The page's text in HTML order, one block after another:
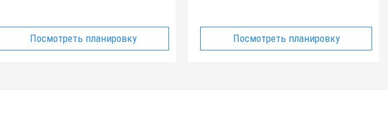
Посмотреть планировку Посмотреть планировку